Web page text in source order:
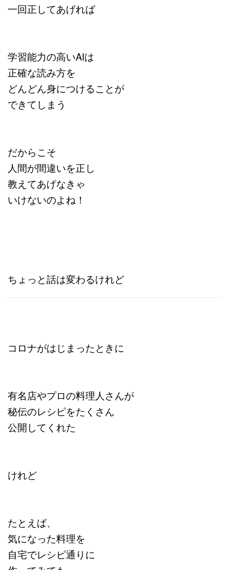
一回正してあげれば
学習能力の高いAIは
正確な読み方を
どんどん身につけることが
できてしまう
だからこそ
人間が間違いを正し
教えてあげなきゃ
いけないのよね！
ちょっと話は変わるけれど
コロナがはじまったときに
有名店やプロの料理人さんが
秘伝のレシピをたくさん
公開してくれた
けれど
たとえば、
気になった料理を
自宅でレシピ通りに